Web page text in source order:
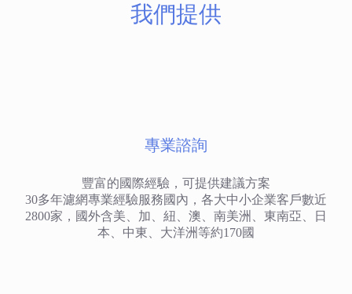
我們提供
專業諮詢
豐富的國際經驗，可提供建議方案
30多年濾網專業經驗服務國內，各大中小企業客戶數近
2800家，國外含美、加、紐、澳、南美洲、東南亞、日
本、中東、大洋洲等約170國